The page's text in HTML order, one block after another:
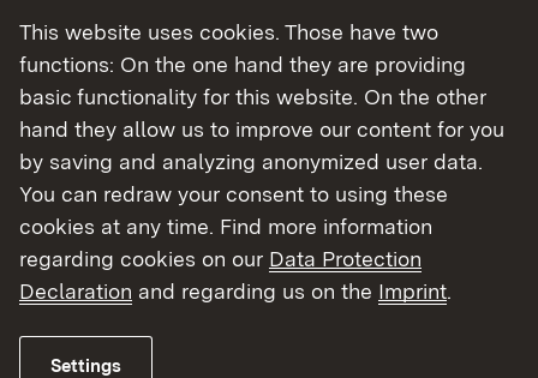
Wirtschaftsakteuren – also den Herstellern, ihren
Bevollmächtigten, Importeuren und Händlern.
Insbesondere die Hersteller und Importeure
müssen sicherstellen, dass ihre Produkte den
gesetzlichen Vorgaben entsprechen, bevor sie
auf den Markt gebracht werden. Viele Produkte
aus Drittstaaten werden z.B. auf Online-
Marktplätzen Verbrauchern in Deutschland direkt
angeboten. Für diese muss es immer eine im
This website uses cookies. Those have two
functions: On the one hand they are providing
basic functionality for this website. On the other
hand they allow us to improve our content for you
by saving and analyzing anonymized user data.
You can redraw your consent to using these
cookies at any time. Find more information
regarding cookies on our Data Protection
Declaration and regarding us on the Imprint.
Settings